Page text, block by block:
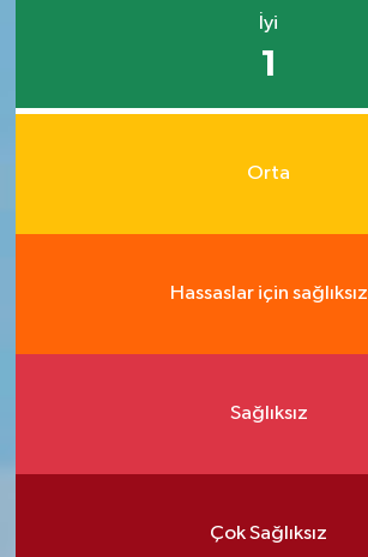
İyi
1
Orta
Hassaslar için sağlıksız
Sağlıksız
Çok Sağlıksız